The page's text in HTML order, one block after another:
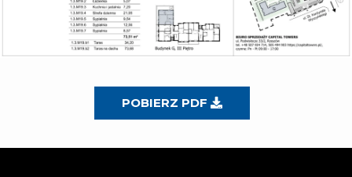
POBIERZ PDF